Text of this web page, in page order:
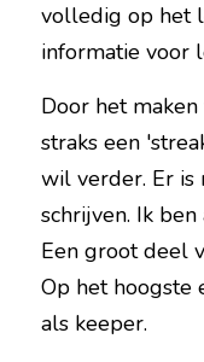
volledig op het
informatie voor
Door het
straks een
wil verder. Er is
schrijven. Ik ben
Een groot deel
Op het hoogste
als keeper.